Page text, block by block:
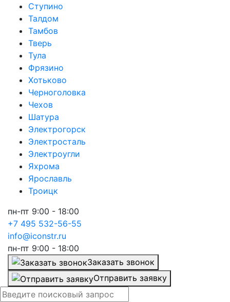
Ступино
Талдом
Тамбов
Тверь
Тула
Фрязино
Хотьково
Черноголовка
Чехов
Шатура
Электрогорск
Электросталь
Электроугли
Яхрома
Ярославль
Троицк
пн-пт 9:00 - 18:00
+7 495 532-56-55
info@iconstr.ru
пн-пт 9:00 - 18:00
Заказать звонок
Отправить заявку